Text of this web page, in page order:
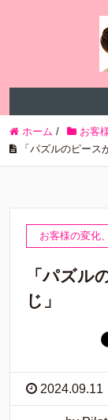
ホーム / お客
「パズルのピース
お客様の変化
「パズル
じ」
2024.09.11